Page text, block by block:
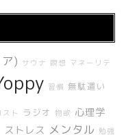
) サウナ 瞑想 マネーリテ
習慣 無駄遣い
ト ラジオ 物欲 心理学
ストレス メンタル 勉強
ホーム